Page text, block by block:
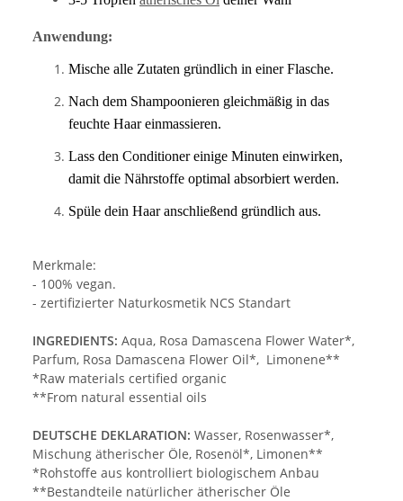
Anwendung:
Mische alle Zutaten gründlich in einer Flasche.
Nach dem Shampoonieren gleichmäßig in das
feuchte Haar einmassieren.
Lass den Conditioner einige Minuten einwirken,
damit die Nährstoffe optimal absorbiert werden.
Spüle dein Haar anschließend gründlich aus.
Merkmale:
- 100% vegan.
- zertifizierter Naturkosmetik NCS Standart
INGREDIENTS: Aqua, Rosa Damascena Flower Water*,
Parfum, Rosa Damascena Flower Oil*, Limonene**
*Raw materials certified organic
**From natural essential oils
DEUTSCHE DEKLARATION: Wasser, Rosenwasser*,
Mischung ätherischer Öle, Rosenöl*, Limonen**
*Rohstoffe aus kontrolliert biologischem Anbau
**Bestandteile natürlicher ätherischer Öle